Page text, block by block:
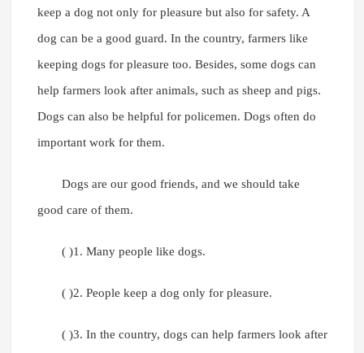
keep a dog not only for pleasure but also for safety. A
dog can be a good guard. In the country, farmers like
keeping dogs for pleasure too. Besides, some dogs can
help farmers look after animals, such as sheep and pigs.
Dogs can also be helpful for policemen. Dogs often do
important work for them.
Dogs are our good friends, and we should take
good care of them.
( )1. Many people like dogs.
( )2. People keep a dog only for pleasure.
( )3. In the country, dogs can help farmers look after